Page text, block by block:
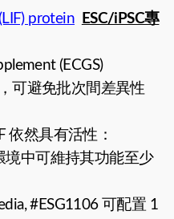
protein
ESC/iPSC專
(ECGS)
可避免批次間差異性
依然具有活性：
境中可維持其功能至少
#ESG1106 可配置 1